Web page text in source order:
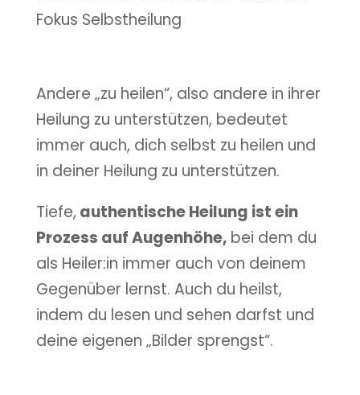
Fokus Selbstheilung
Andere „zu heilen“, also andere in ihrer
Heilung zu unterstützen, bedeutet
immer auch, dich selbst zu heilen und
in deiner Heilung zu unterstützen.
Tiefe, authentische Heilung ist ein
Prozess auf Augenhöhe,bei dem du
als Heiler:in immer auch von deinem
Gegenüber lernst. Auch du heilst,
indem du lesen und sehen darfst und
deine eigenen „Bilder sprengst“.